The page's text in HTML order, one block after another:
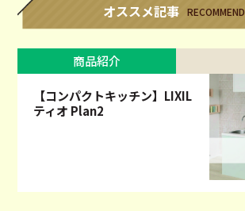
オススメ記事 RECOMMEND
商品紹介
【コンパクトキッチン】LIXIL
ティオ Plan2